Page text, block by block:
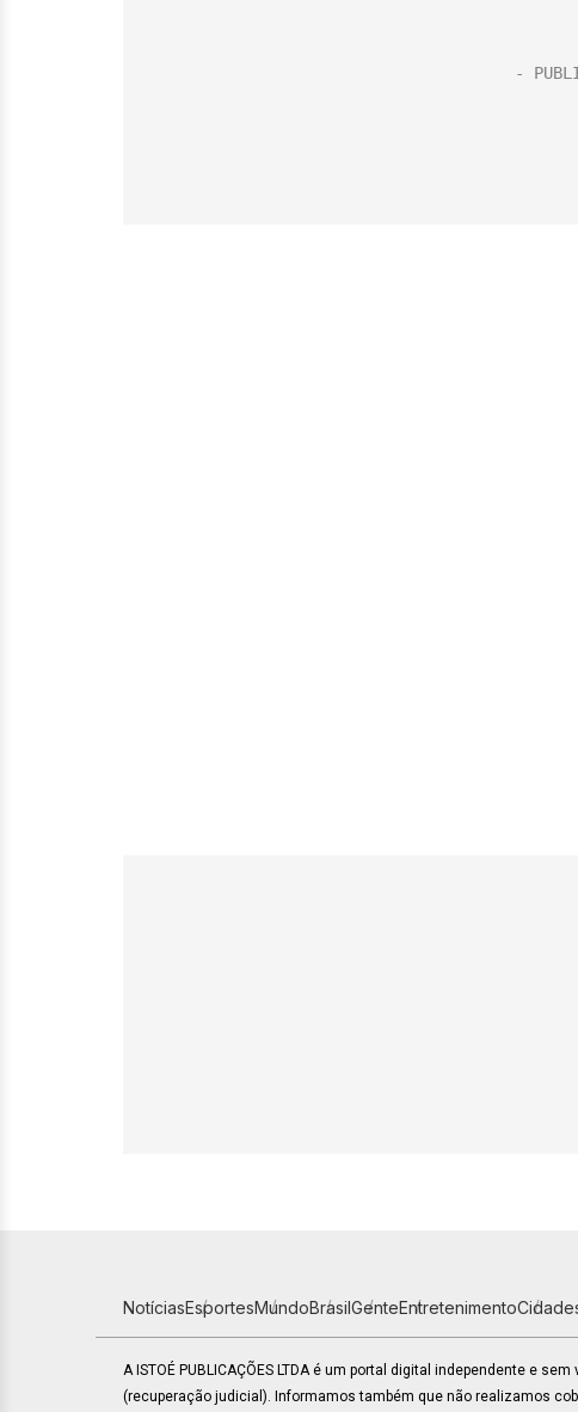
NotíciasEsportesMundoBrasilGenteEntretenimento
A ISTOÉ PUBLICAÇÕES LTDA é um portal digital independente e
(recuperação judicial). Informamos também que não realizamos